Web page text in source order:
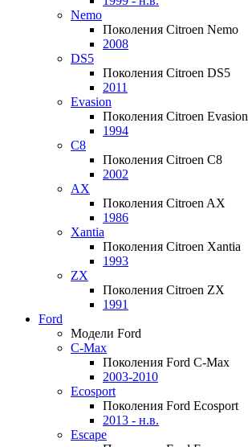
Nemo
Поколения Citroen Nemo
2008
DS5
Поколения Citroen DS5
2011
Evasion
Поколения Citroen Evasion
1994
C8
Поколения Citroen C8
2002
AX
Поколения Citroen AX
1986
Xantia
Поколения Citroen Xantia
1993
ZX
Поколения Citroen ZX
1991
Ford
Модели Ford
C-Max
Поколения Ford C-Max
2003-2010
Ecosport
Поколения Ford Ecosport
2013 - н.в.
Escape